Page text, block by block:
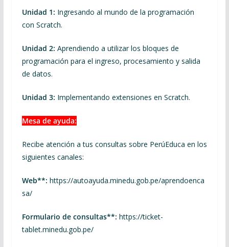
Unidad 1: Ingresando al mundo de la programación
con Scratch.
Unidad 2: Aprendiendo a utilizar los bloques de
programación para el ingreso, procesamiento y salida
de datos.
Unidad 3: Implementando extensiones en Scratch.
Mesa de ayuda:
Recibe atención a tus consultas sobre PerúEduca en los
siguientes canales:
Web**: https://autoayuda.minedu.gob.pe/aprendoenca
sa/
Formulario de consultas**: https://ticket-
tablet.minedu.gob.pe/